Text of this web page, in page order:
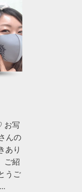
お写
んの
あり
ご紹
うご